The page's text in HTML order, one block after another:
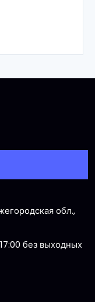
обл.,
без выходных